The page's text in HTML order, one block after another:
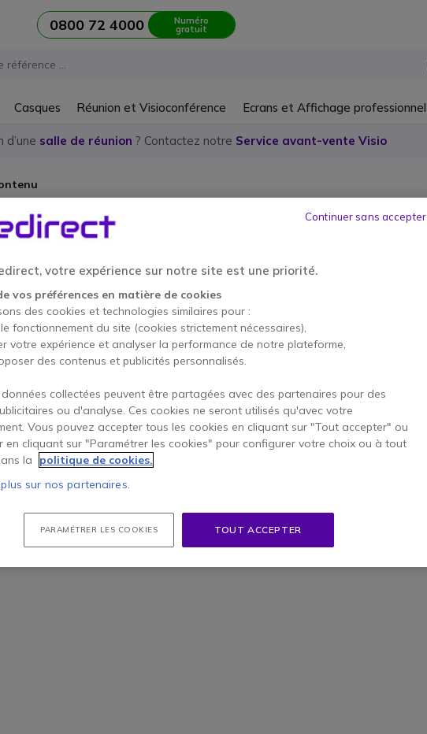
0800 72 4000 Numéro
gratuit
Casques Réunion et Visioconférence Ecrans et Affichage professionnel
d’une salle de réunion ? Contactez notre Service avant-vente Visio
contenu Joyusing
trouver de produits correspondants à la sélection.
votre expérience sur notre site est une priorité.
vos préférences en matière de cookies
des cookies et technologies similaires pour :
fonctionnement du site (cookies strictement nécessaires),
votre expérience et analyser la performance de notre plateforme,
des contenus et publicités personnalisés.
collectées peuvent être partagées avec des partenaires pour des
ou d'analyse. Ces cookies ne seront utilisés qu'avec votre
Vous pouvez accepter tous les cookies en cliquant sur "Tout accepter" ou
en cliquant sur "Paramétrer les cookies" pour configurer votre choix ou à tout
la
politique de cookies.
sur nos partenaires.
PARAMÉTRER LES COOKIES TOUT ACCEPTER
Continuer sans accepter